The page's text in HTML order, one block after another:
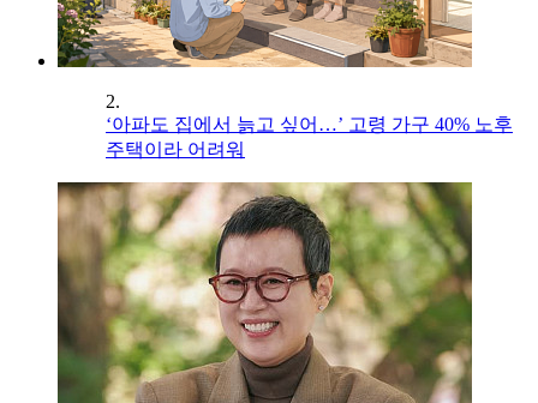
2.
‘아파도 집에서 늙고 싶어…’ 고령 가구 40% 노후
주택이라 어려워